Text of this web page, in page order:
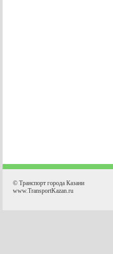
© Транспорт города Казани
www.TransportKazan.ru